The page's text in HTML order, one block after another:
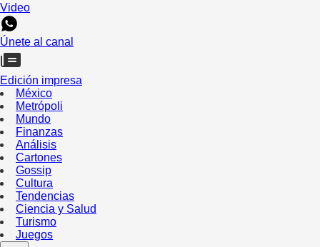
Video
Únete al canal
Edición impresa
México
Metrópoli
Mundo
Finanzas
Análisis
Cartones
Gossip
Cultura
Tendencias
Ciencia y Salud
Turismo
Juegos